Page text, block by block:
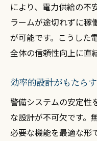
により、電力供給の不
ラームが途切れずに稼
が可能です。こうした
全体の信頼性向上に直
効率的設計がもたら
警備システムの安定性
な設計が不可欠です。
必要な機能を最適な形